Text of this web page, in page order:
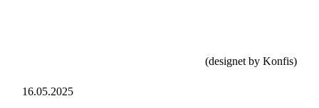
(designet by Konfis)
16.05.2025